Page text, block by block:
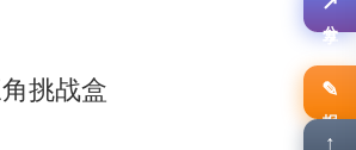
挑战盒
↗
✎
↑